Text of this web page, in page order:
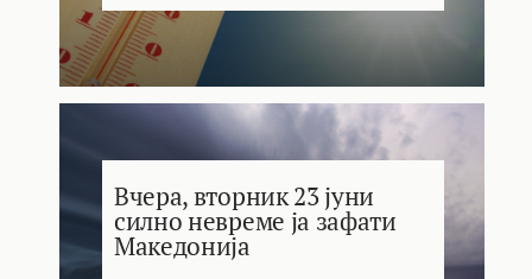
Вчера, вторник 23 јуни
силно невреме ја зафати
Македонија